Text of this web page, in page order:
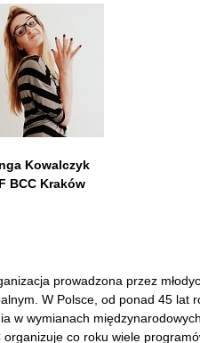
Kowalczyk
BCC Kraków
prowadzona przez
W Polsce, od ponad 45 lat
w wymianach
co roku wiele